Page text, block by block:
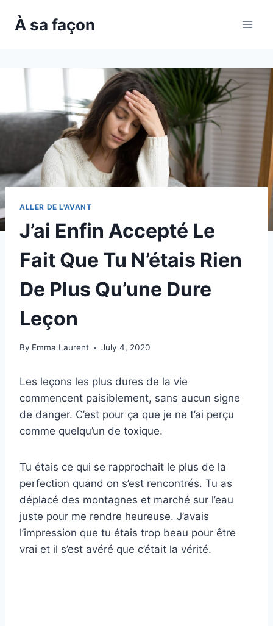
À sa façon
ALLER DE L'AVANT
J’ai Enfin Accepté Le
Fait Que Tu N’étais Rien
De Plus Qu’une Dure
Leçon
By Emma Laurent July 4, 2020
Les leçons les plus dures de la vie
commencent paisiblement, sans aucun signe
de danger. C’est pour ça que je ne t’ai perçu
comme quelqu’un de toxique.
Tu étais ce qui se rapprochait le plus de la
perfection quand on s’est rencontrés. Tu as
déplacé des montagnes et marché sur l’eau
juste pour me rendre heureuse. J’avais
l’impression que tu étais trop beau pour être
vrai et il s’est avéré que c’était la vérité.